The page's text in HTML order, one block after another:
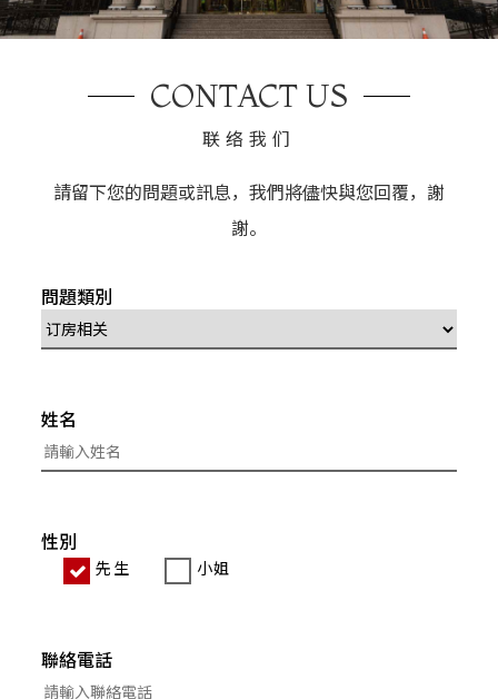
CONTACT US
联络我们
請留下您的問題或訊息，我們將儘快與您回覆，謝
謝。
問題類別
姓名
性別
先生 小姐
聯絡電話